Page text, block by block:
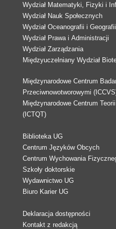
Wydział Matematyki, Fizyki i
Wydział Nauk Społecznych
Wydział Oceanografii i Geografii
Wydział Prawa i Administracji
Wydział Zarządzania
Międzyuczelniany Wydział
Międzynarodowe Centrum
Przeciwnowotworowymi
Międzynarodowe Centrum
(ICTQT)
Biblioteka UG
Centrum Języków Obcych
Centrum Wychowania
Szkoły doktorskie
Wydawnictwo UG
Biuro Karier UG
Deklaracja dostępności
Kontakt z redakcją